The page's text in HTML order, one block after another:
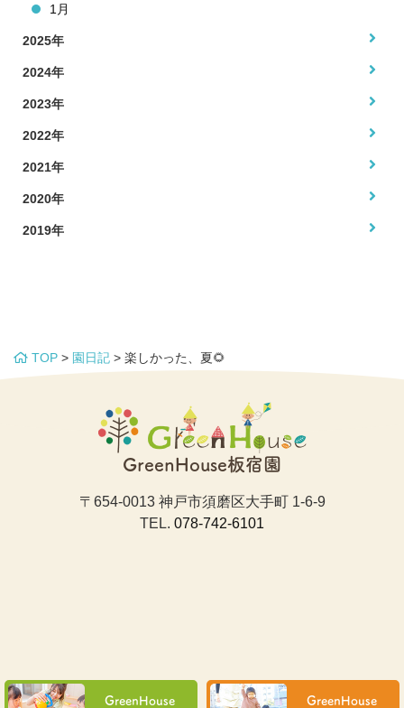
1月
2025年
2024年
2023年
2022年
2021年
2020年
2019年
TOP > 園日記 > 楽しかった、夏🌻
GreenHouse板宿園
〒654-0013 神戸市須磨区大手町 1-6-9
TEL. 078-742-6101
GreenHouse GreenHouse